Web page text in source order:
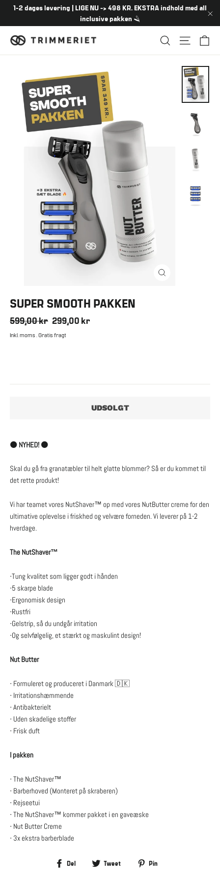
Spring1-2 dages levering | LIGE NU -> 498 KR. EKSTRA indhold med all
inclusive pakken 🪒
Søg Navigation
SUPER SMOOTH PAKKEN
Normalpris
599,00 kr Tilbudspris
299,00 kr
Inkl. moms . Gratis fragt
UDSOLGT
⚫️ NYHED! ⚫️
Skal du gå fra granatæbler til helt glatte blommer? Så er du kommet til
det rette produkt!
Vi har teamet vores NutShaver™ op med vores NutButter creme for den
ultimative oplevelse i friskhed og velvære forneden. Vi leverer på 1-2
hverdage.
The NutShaver™
∙Tung kvalitet som ligger godt i hånden
∙5 skarpe blade
∙Ergonomisk design
∙Rustfri
∙Gelstrip, så du undgår irritation
∙Og selvfølgelig, et stærkt og maskulint design!
Nut Butter
∙ Formuleret og produceret i Danmark 🇩🇰
∙ Irritationshæmmende
∙ Antibakterielt
∙ Uden skadelige stoffer
∙ Frisk duft
I pakken
∙ The NutShaver™
∙ Barberhoved (Monteret på skraberen)
∙ Rejseetui
∙ The NutShaver™ kommer pakket i en gaveæske
∙ Nut Butter Creme
∙ 3x ekstra barberblade
Del
Del
Tweet Pin